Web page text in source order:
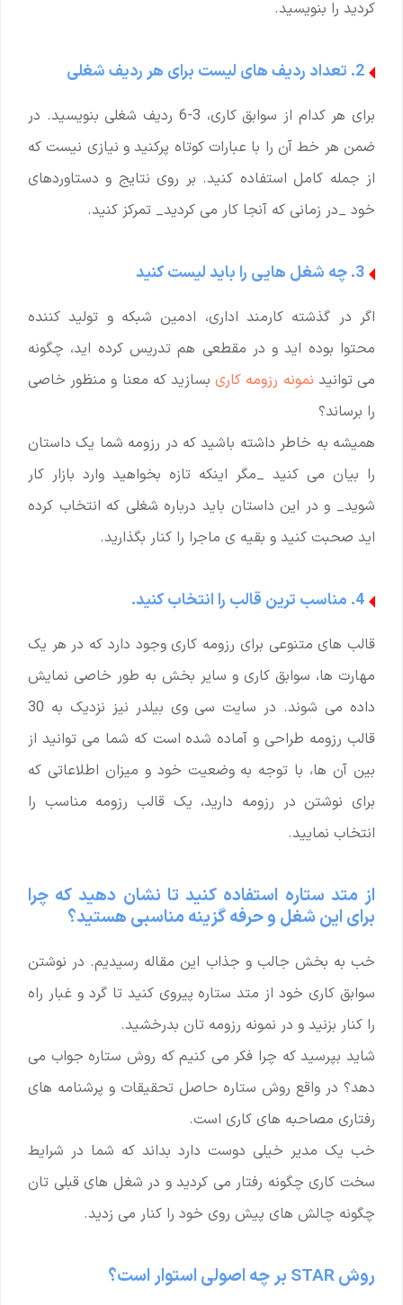
کردید را بنویسید.
2. تعداد ردیف های لیست برای هر ردیف شغلی
برای هر کدام از سوابق کاری، 3-6 ردیف شغلی بنویسید. در
ضمن هر خط آن را با عبارات کوتاه پرکنید و نیازی نیست که
از جمله کامل استفاده کنید. بر روی نتایج و دستاوردهای
خود _در زمانی که آنجا کار می کردید_ تمرکز کنید.
3. چه شغل هایی را باید لیست کنید
اگر در گذشته کارمند اداری، ادمین شبکه و تولید کننده
محتوا بوده اید و در مقطعی هم تدریس کرده اید، چگونه
می توانید نمونه رزومه کاریبسازید که معنا و منظور خاصی
را برساند؟
همیشه به خاطر داشته باشید که در رزومه شما یک داستان
را بیان می کنید _مگر اینکه تازه بخواهید وارد بازار کار
شوید_ و در این داستان باید درباره شغلی که انتخاب کرده
اید صحبت کنید و بقیه ی ماجرا را کنار بگذارید.
4. مناسب ترین قالب را انتخاب کنید.
قالب های متنوعی برای رزومه کاری وجود دارد که در هر یک
مهارت ها، سوابق کاری و سایر بخش به طور خاصی نمایش
داده می شوند. در سایت سی وی بیلدر نیز نزدیک به 30
قالب رزومه طراحی و آماده شده است که شما می توانید از
بین آن ها، با توجه به وضعیت خود و میزان اطلاعاتی که
برای نوشتن در رزومه دارید، یک قالب رزومه مناسب را
انتخاب نمایید.
از متد ستاره استفاده کنید تا نشان دهید که چرا
برای این شغل و حرفه گزینه مناسبی هستید؟
خب به بخش جالب و جذاب این مقاله رسیدیم. در نوشتن
سوابق کاری خود از متد ستاره پیروی کنید تا گرد و غبار راه
را کنار بزنید و در نمونه رزومه تان بدرخشید.
شاید بپرسید که چرا فکر می کنیم که روش ستاره جواب می
دهد؟ در واقع روش ستاره حاصل تحقیقات و پرشنامه های
رفتاری مصاحبه های کاری است.
خب یک مدیر خیلی دوست دارد بداند که شما در شرایط
سخت کاری چگونه رفتار می کردید و در شغل های قبلی تان
چگونه چالش های پیش روی خود را کنار می زدید.
روش STAR بر چه اصولی استوار است؟